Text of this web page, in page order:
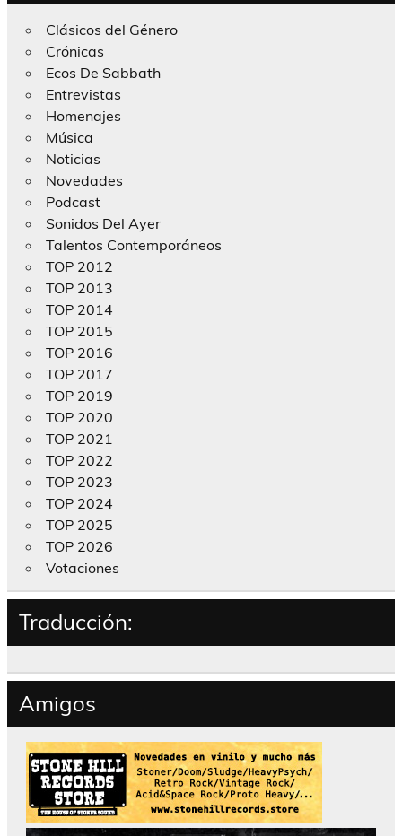
Clásicos del Género
Crónicas
Ecos De Sabbath
Entrevistas
Homenajes
Música
Noticias
Novedades
Podcast
Sonidos Del Ayer
Talentos Contemporáneos
TOP 2012
TOP 2013
TOP 2014
TOP 2015
TOP 2016
TOP 2017
TOP 2019
TOP 2020
TOP 2021
TOP 2022
TOP 2023
TOP 2024
TOP 2025
TOP 2026
Votaciones
Traducción:
Amigos